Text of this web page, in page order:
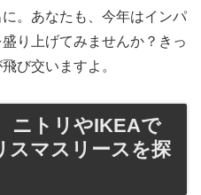
。あなたも、今年はインパ
り上げてみませんか？きっ
び交いますよ。
ニトリやIKEAで
スマスリースを探